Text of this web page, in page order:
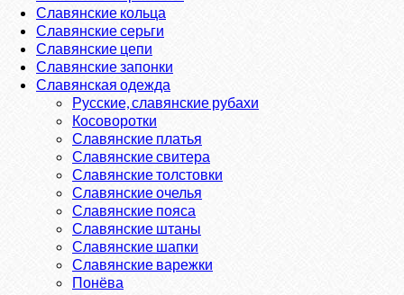
Славянские кольца
Славянские серьги
Славянские цепи
Славянские запонки
Славянская одежда
Русские, славянские рубахи
Косоворотки
Славянские платья
Славянские свитера
Славянские толстовки
Славянские очелья
Славянские пояса
Славянские штаны
Славянские шапки
Славянские варежки
Понёва